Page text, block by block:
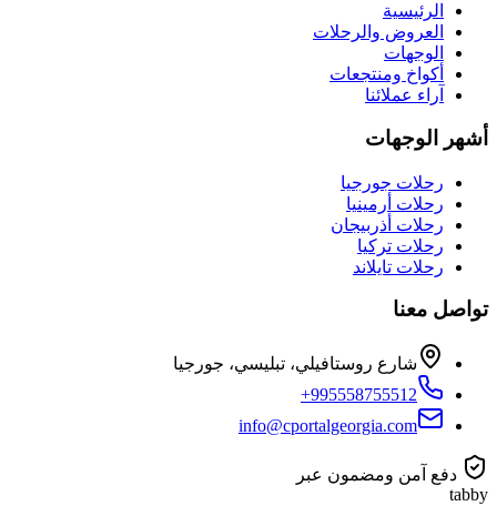
الرئيسية
العروض والرحلات
الوجهات
أكواخ ومنتجعات
آراء عملائنا
أشهر الوجهات
رحلات جورجيا
رحلات أرمينيا
رحلات أذربيجان
رحلات تركيا
رحلات تايلاند
تواصل معنا
شارع روستافيلي، تبليسي، جورجيا
+995558755512
info@cportalgeorgia.com
دفع آمن ومضمون عبر
tabby